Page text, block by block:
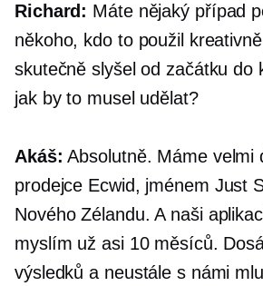
Richard: Máte nějaký případ
někoho, kdo to použil
skutečně slyšel od začátku do
jak by to musel udělat?
Akáš: Absolutně. Máme velmi
prodejce Ecwid, jménem Just
Nového Zélandu. A naši
myslím už asi 10 měsíců.
výsledků a neustále s námi